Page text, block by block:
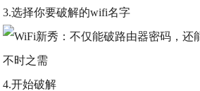
3.选择你要破解的wifi名字
4.开始破解